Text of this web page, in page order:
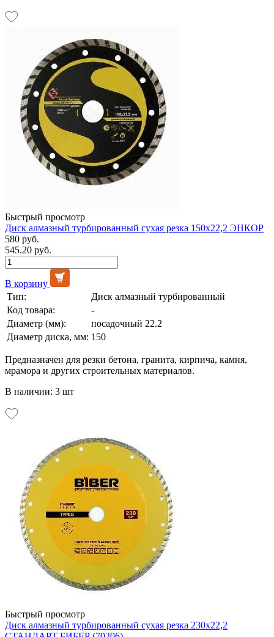
Быстрый просмотр
Диск алмазный турбированный сухая резка 150х22,2 ЭНКОР
580 руб.
545.20 руб.
В корзину
Тип:
Диск алмазный турбированный
Код товара:
-
Диаметр (мм):
посадочный 22.2
Диаметр диска, мм: 150
Предназначен для резки бетона, гранита, кирпича, камня,
мрамора и других строительных материалов.
В наличии: 3 шт
Быстрый просмотр
Диск алмазный турбированный сухая резка 230х22,2